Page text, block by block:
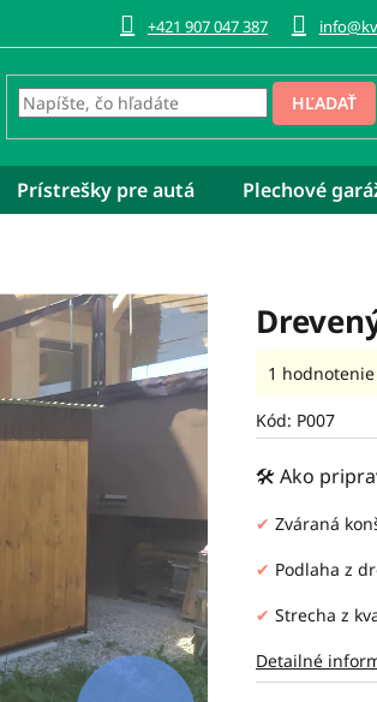
+421 907 047 387
HĽADAŤ
Prístrešky pre autá Plechové
Kód: P007
🛠️ Ako
✔ Zváraná
✔ Podlaha z
✔ Strecha z
Detailné
Priemerné
produktu
je
5,0
z
hviezdičiek.
1 hodnotenie